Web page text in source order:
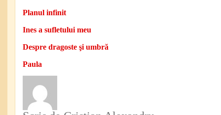
Planul infinit
Ines a sufletului meu
Despre dragoste şi umbră
Paula